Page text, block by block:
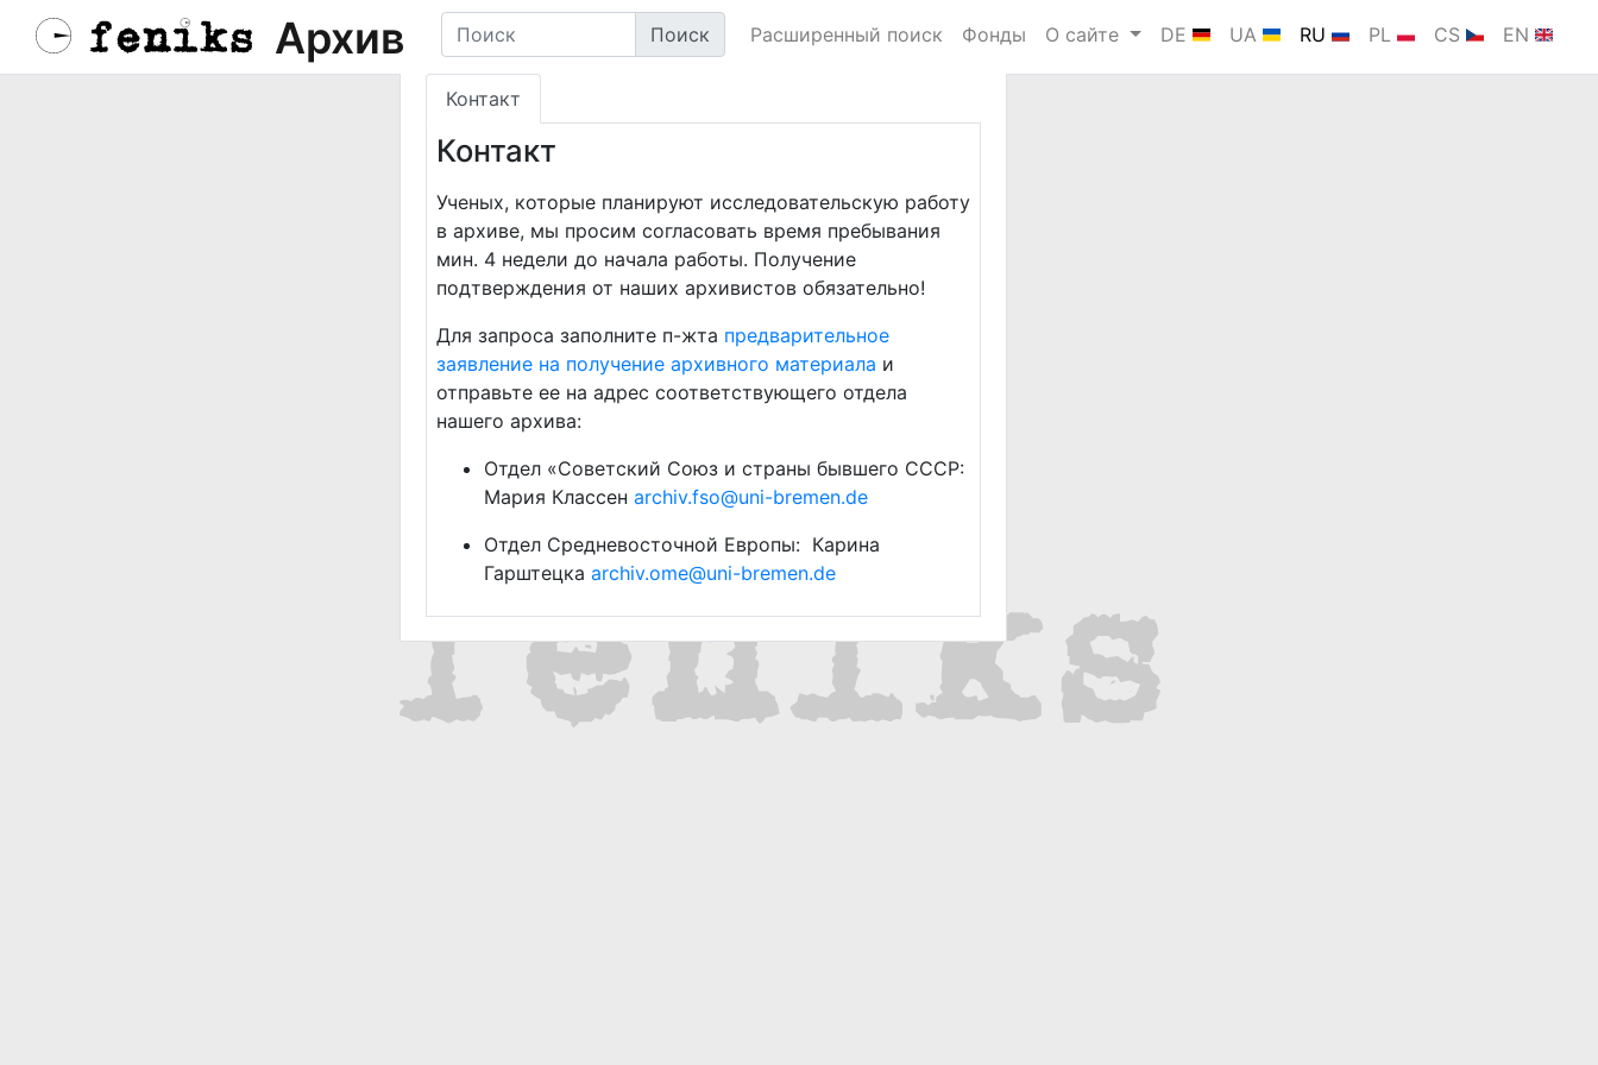
Архив Поиск Расширенный поиск Фонды О сайте DE UA RU PL CS EN
Контакт
Контакт
Ученых, которые планируют исследовательскую работу
в архиве, мы просим согласовать время пребывания
мин. 4 недели до начала работы. Получение
подтверждения от наших архивистов обязательно!
Для запроса заполните п-жта предварительное
заявление на получение архивного материала и
отправьте ее на адрес соответствующего отдела
нашего архива:
Отдел «Советский Союз и страны бывшего СССР:
Мария Классен archiv.fso@uni-bremen.de
Отдел Средневосточной Европы: Карина
Гарштецка archiv.ome@uni-bremen.de